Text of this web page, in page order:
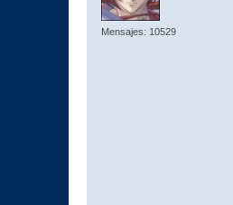
Mensajes: 10529